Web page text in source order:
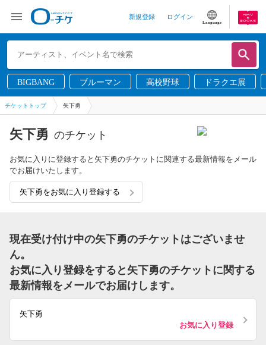
新規登録 ログイン
Language
BIGBANG ブルーマン 高校野球 ドラクエ展
チケットトップ 矢下勇
矢下勇 のチケット
お気に入りに登録すると矢下勇のチケットに関連する最新情報をメール
でお届けいたします。
矢下勇をお気に入り登録する
現在受け付け中の矢下勇のチケットはございませ
ん。
お気に入り登録をすると矢下勇のチケットに関する
最新情報をメールでお届けします。
矢下勇
お気に入り登録